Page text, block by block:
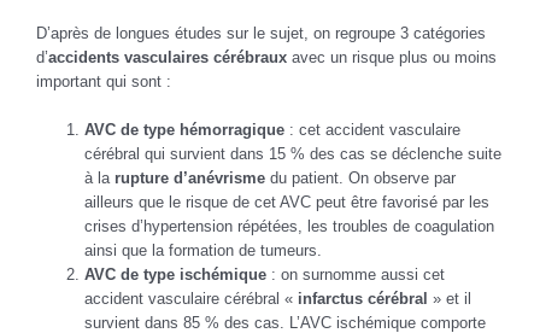
D’après de longues études sur le sujet, on regroupe 3 catégories
d’accidents vasculaires cérébraux avec un risque plus ou moins
important qui sont :
AVC de type hémorragique : cet accident vasculaire
cérébral qui survient dans 15 % des cas se déclenche suite
à la rupture d’anévrisme du patient. On observe par
ailleurs que le risque de cet AVC peut être favorisé par les
crises d’hypertension répétées, les troubles de coagulation
ainsi que la formation de tumeurs.
AVC de type ischémique : on surnomme aussi cet
accident vasculaire cérébral « infarctus cérébral » et il
survient dans 85 % des cas. L’AVC ischémique comporte